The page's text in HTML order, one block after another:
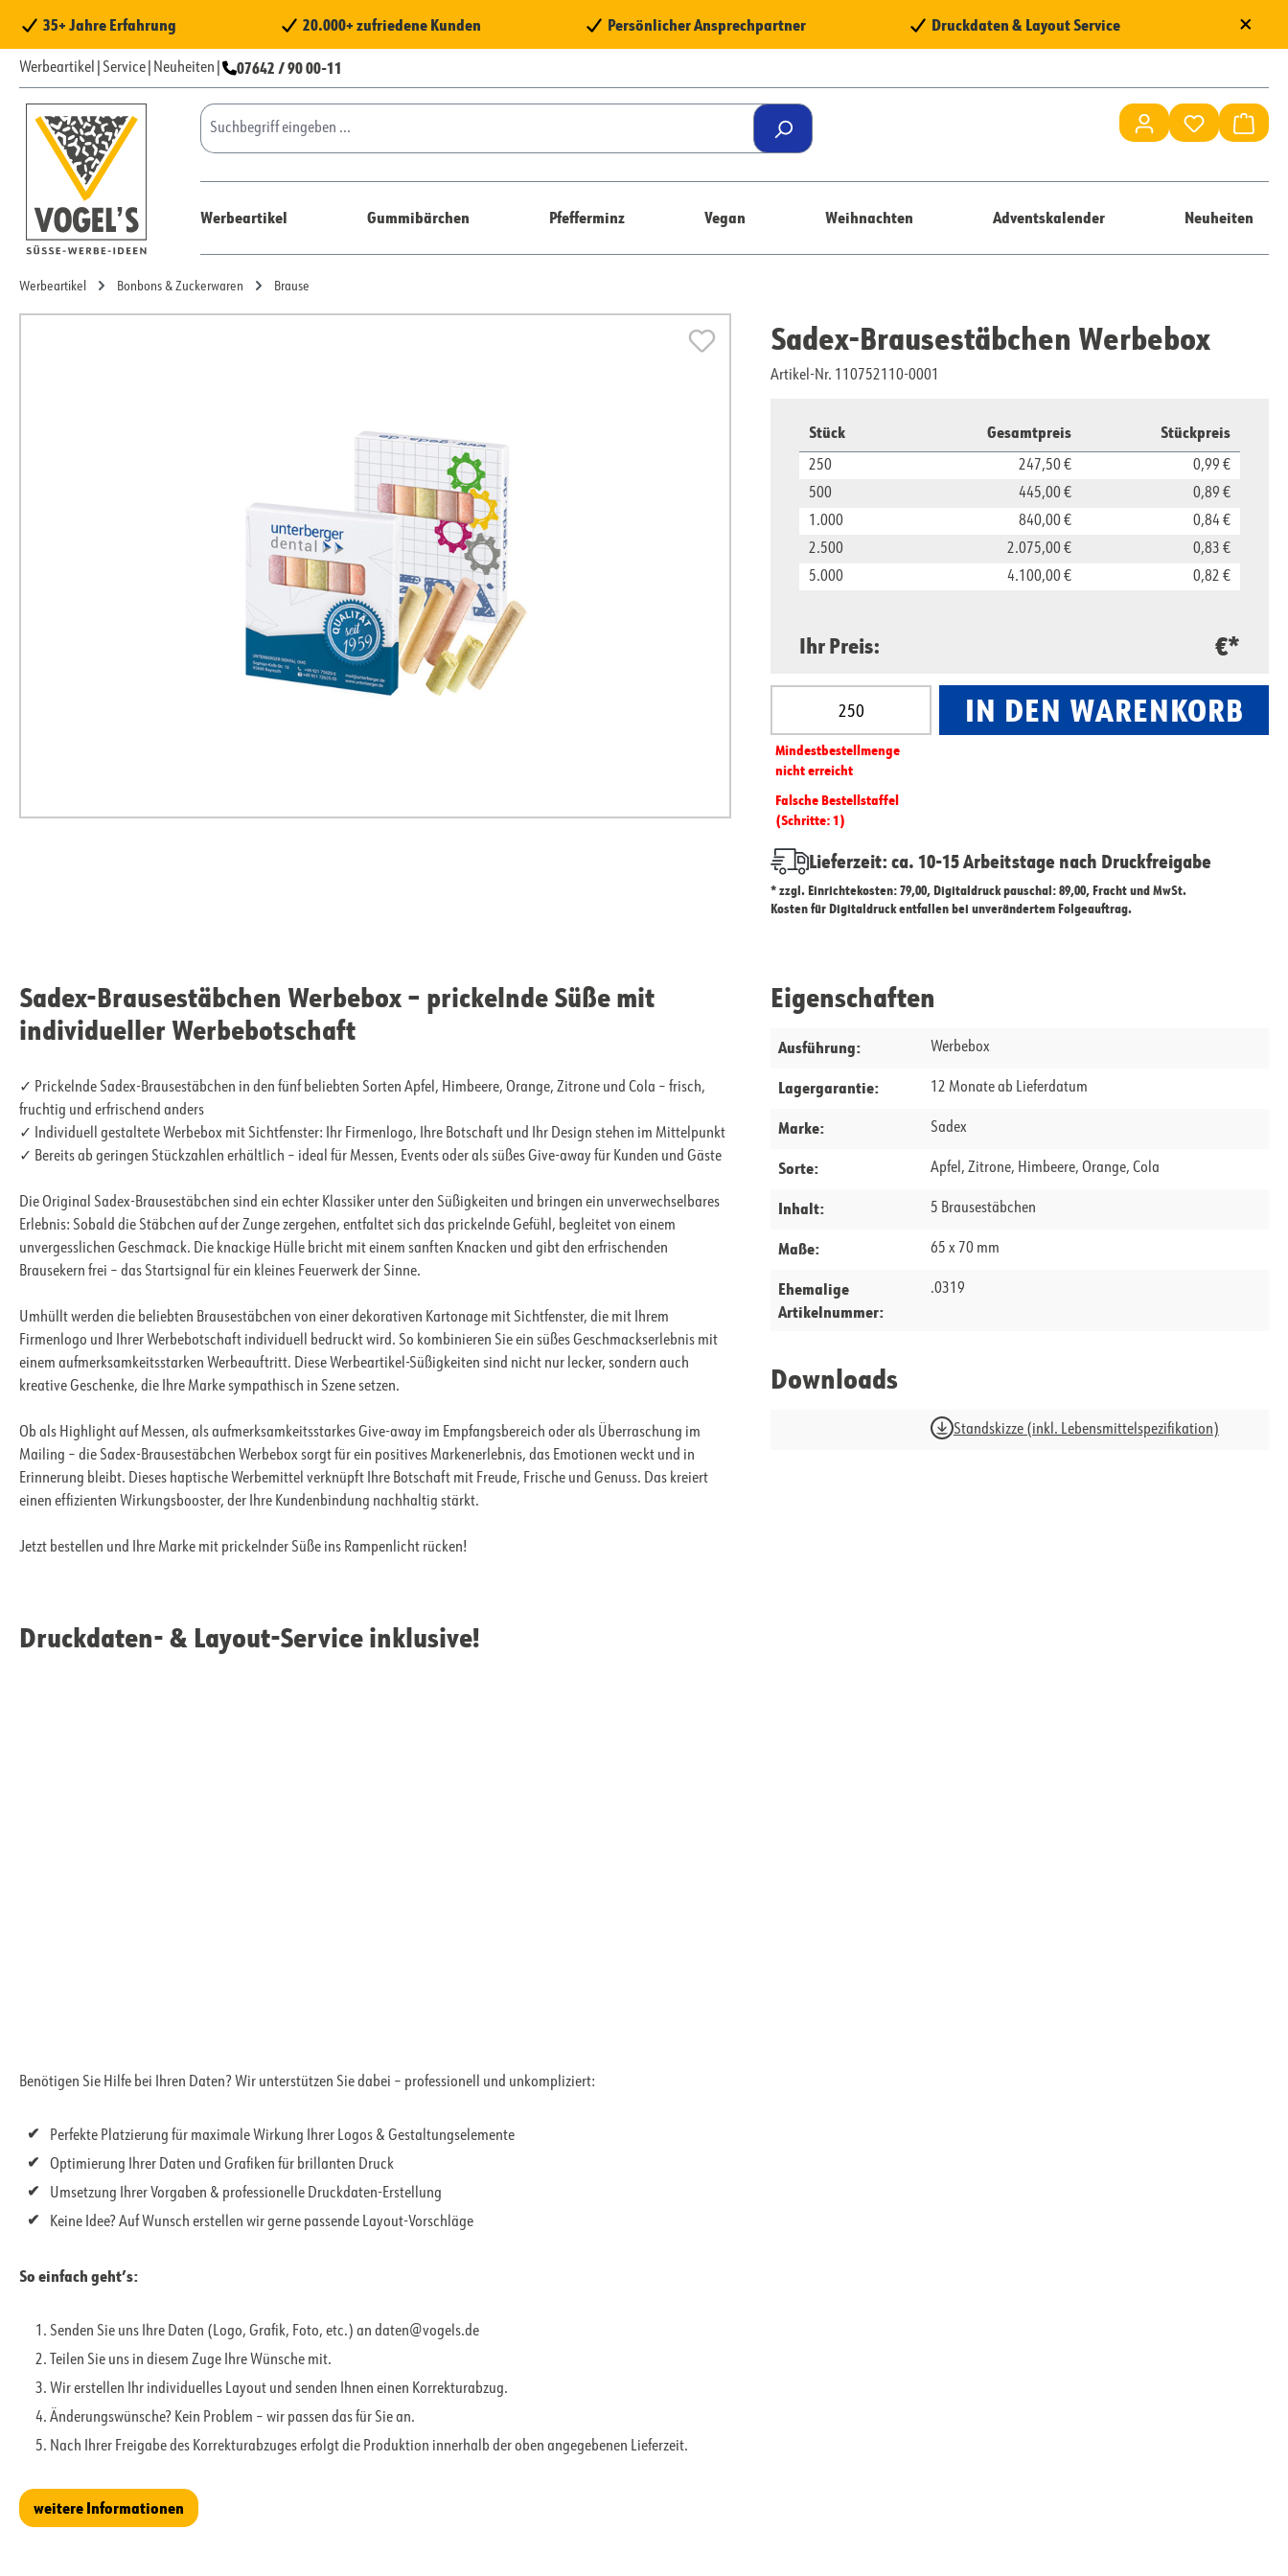
Hauptinhalt springen
Zur Suche springen
Zur Hauptnavigation springen
35+ Jahre Erfahrung 20.000+ zufriedene Kunden Persönlicher Ansprechpartner Druckdaten & Layout Service ×
Werbeartikel Service Neuheiten 07642 / 90 00-11
Werbeartikel Gummibärchen Pfefferminz Vegan Weihnachten Adventskalender Neuheiten
Werbeartikel Bonbons & Zuckerwaren Brause
Sadex-Brausestäbchen Werbebox
Artikel-Nr. 110752110-0001
Stück Gesamtpreis Stückpreis
250 247,50 €
0,99 €
500
445,00 €
0,89 €
1.000
840,00 €
0,84 €
2.500
2.075,00 €
0,83 €
5.000
4.100,00 € 0,82 €
Ihr Preis: €*
Produkt Anzahl: Gib den gewünschten Wert ein oder
Mindest­­bestell­­menge
nicht erreicht
Falsche Bestellstaffel
(Schritte: 1)
IN DEN WARENKORB
Lieferzeit: ca. 10-15 Arbeitstage nach Druckfreigabe
* zzgl. Einrichtekosten: 79,00, Digitaldruck pauschal: 89,00, Fracht und MwSt.
Kosten für Digitaldruck entfallen bei unverändertem Folgeauftrag.
Sadex-Brausestäbchen Werbebox – prickelnde Süße mit
individueller Werbebotschaft
✓ Prickelnde Sadex-Brausestäbchen in den fünf beliebten Sorten Apfel, Himbeere, Orange, Zitrone und Cola – frisch,
fruchtig und erfrischend anders
✓ Individuell gestaltete Werbebox mit Sichtfenster: Ihr Firmenlogo, Ihre Botschaft und Ihr Design stehen im Mittelpunkt
✓ Bereits ab geringen Stückzahlen erhältlich – ideal für Messen, Events oder als süßes Give-away für Kunden und Gäste
Die Original Sadex-Brausestäbchen sind ein echter Klassiker unter den Süßigkeiten und bringen ein unverwechselbares
Erlebnis: Sobald die Stäbchen auf der Zunge zergehen, entfaltet sich das prickelnde Gefühl, begleitet von einem
unvergesslichen Geschmack. Die knackige Hülle bricht mit einem sanften Knacken und gibt den erfrischenden
Brausekern frei – das Startsignal für ein kleines Feuerwerk der Sinne.
Umhüllt werden die beliebten Brausestäbchen von einer dekorativen Kartonage mit Sichtfenster, die mit Ihrem
Firmenlogo und Ihrer Werbebotschaft individuell bedruckt wird. So kombinieren Sie ein süßes Geschmackserlebnis mit
einem aufmerksamkeitsstarken Werbeauftritt. Diese Werbeartikel-Süßigkeiten sind nicht nur lecker, sondern auch
kreative Geschenke, die Ihre Marke sympathisch in Szene setzen.
Ob als Highlight auf Messen, als aufmerksamkeitsstarkes Give-away im Empfangsbereich oder als Überraschung im
Mailing – die Sadex-Brausestäbchen Werbebox sorgt für ein positives Markenerlebnis, das Emotionen weckt und in
Erinnerung bleibt. Dieses haptische Werbemittel verknüpft Ihre Botschaft mit Freude, Frische und Genuss. Das kreiert
einen effizienten Wirkungsbooster, der Ihre Kundenbindung nachhaltig stärkt.
Jetzt bestellen und Ihre Marke mit prickelnder Süße ins Rampenlicht rücken!
Eigenschaften
Ausführung: Werbebox
Lagergarantie: 12 Monate ab Lieferdatum
Marke: Sadex
Sorte: Apfel, Zitrone, Himbeere, Orange, Cola
Inhalt: 5 Brausestäbchen
Maße: 65 x 70 mm
Ehemalige
Artikelnummer:
.0319
Downloads
Standskizze (inkl. Lebensmittelspezifikation)
Druckdaten- & Layout-Service inklusive!
Benötigen Sie Hilfe bei Ihren Daten? Wir unterstützen Sie dabei – professionell und unkompliziert:
Perfekte Platzierung für maximale Wirkung Ihrer Logos & Gestaltungselemente
Optimierung Ihrer Daten und Grafiken für brillanten Druck
Umsetzung Ihrer Vorgaben & professionelle Druckdaten-Erstellung
Keine Idee? Auf Wunsch erstellen wir gerne passende Layout-Vorschläge
So einfach geht’s:
Senden Sie uns Ihre Daten (Logo, Grafik, Foto, etc.) an daten@vogels.de
Teilen Sie uns in diesem Zuge Ihre Wünsche mit.
Wir erstellen Ihr individuelles Layout und senden Ihnen einen Korrekturabzug.
Änderungswünsche? Kein Problem – wir passen das für Sie an.
Nach Ihrer Freigabe des Korrekturabzuges erfolgt die Produktion innerhalb der oben angegebenen Lieferzeit.
weitere Informationen